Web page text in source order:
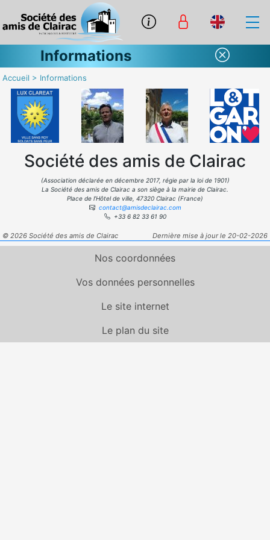
Informations
Accueil > Informations
Société des amis de Clairac
(Association déclarée en décembre 2017, régie par la loi de 1901)
La Société des amis de Clairac a son siège à la mairie de Clairac.
Place de l’Hôtel de ville, 47320 Clairac (France)
contact@amisdeclairac.com
+33 6 82 33 61 90
© 2026 Société des amis de Clairac Dernière mise à jour le 20-02-2026
Nos coordonnées
Vos données personnelles
Le site internet
Le plan du site